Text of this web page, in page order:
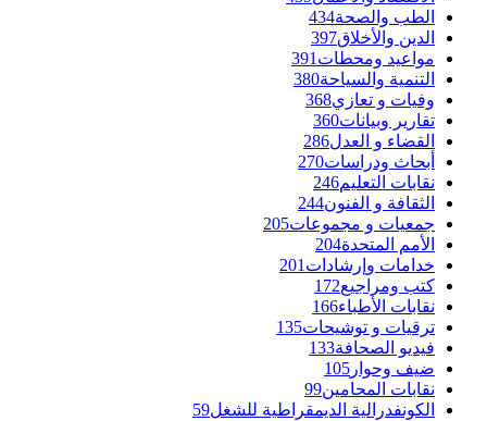
الطب والصحة434
الدين والأخلاق397
مواعيد ومحطات 391
التنمية والسياحة380
وفيات و تعازي368
تقارير وبيانات360
القضاء و العدل286
أبحاث ودراسات270
نقابات التعليم246
الثقافة و الفنون244
جمعيات و مجموعات205
الأمم المتحدة204
خدامات وإرشادات 201
كتب ومراجيع172
نقابات الأطباء166
ترقيات و توشيحات135
فيديو الصحافة133
ضيف وحوار 105
نقابات المحامين99
الكونفدرالية الديمقراطية للشغل59